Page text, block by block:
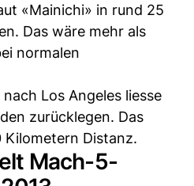
«Mainichi» in rund 25
Das wäre mehr als
normalen
Los Angeles liesse
zurücklegen. Das
Distanz.
Mach-5-